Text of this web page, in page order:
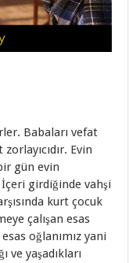
Babaları vefat
Evin
gün evin
girdiğinde vahşi
kurt çocuk
çalışan esas
esas oğlanımız yani
ve yaşadıkları